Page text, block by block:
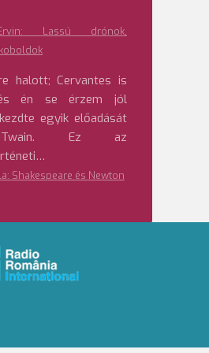
Lassú drónok,
halott; Cervantes is
én se érzem jól
egyik előadását
Ez az
Shakespeare és Newton